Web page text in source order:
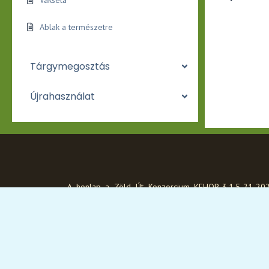
Ablak a természetre
Tárgymegosztás
Újrahasználat
A honlap a Zöld Út Konzorcium KEHOP-3.1.5-21-